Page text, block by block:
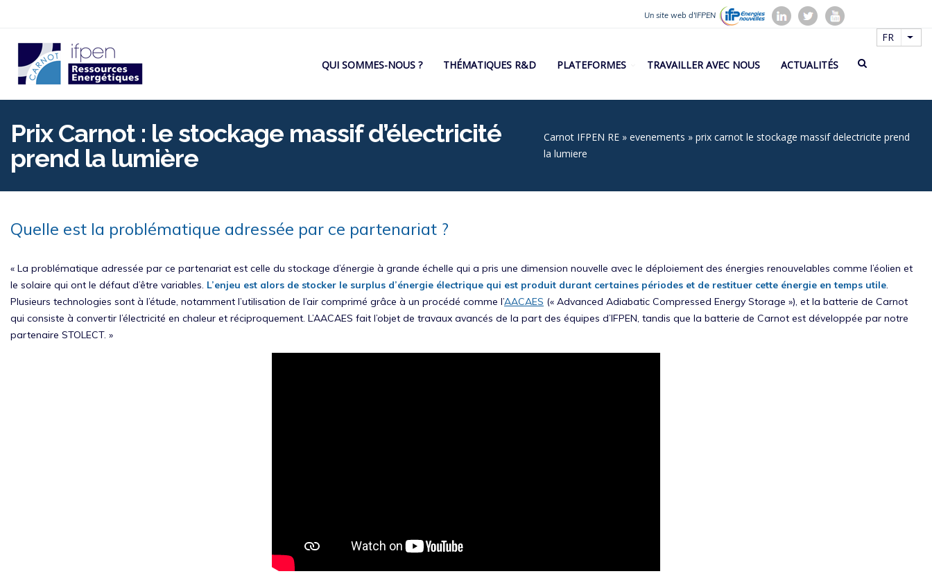
contenu
principal
Un site web d'IFPEN
Navigation
QUI SOMMES-NOUS ? THÉMATIQUES R&D PLATEFORMES TRAVAILLER AVEC NOUS ACTUALITÉS
FR
Prix Carnot : le stockage massif d’électricité
prend la lumière
Fil
d'Ariane
Carnot IFPEN RE evenements
prix carnot le stockage massif delectricite prend
la lumiere
Quelle est la problématique adressée par ce partenariat ?
« La problématique adressée par ce partenariat est celle du stockage d’énergie à grande échelle qui a pris une dimension nouvelle avec le déploiement des énergies renouvelables comme l’éolien et
le solaire qui ont le défaut d’être variables. L’enjeu est alors de stocker le surplus d’énergie électrique qui est produit durant certaines périodes et de restituer cette énergie en temps utile.
Plusieurs technologies sont à l’étude, notamment l’utilisation de l’air comprimé grâce à un procédé comme l’AACAES (« Advanced Adiabatic Compressed Energy Storage »), et la batterie de Carnot
qui consiste à convertir l’électricité en chaleur et réciproquement. L’AACAES fait l’objet de travaux avancés de la part des équipes d’IFPEN, tandis que la batterie de Carnot est développée par notre
partenaire STOLECT. »